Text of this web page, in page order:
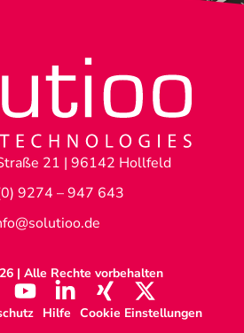
21 | 96142 Hollfeld
9274 – 947 643
| Alle Rechte vorbehalten
Hilfe Cookie Einstellungen